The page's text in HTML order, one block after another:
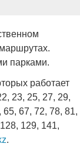
парками.
работает
23, 25, 27, 29,
65, 67, 72, 78, 81,
129, 141,
.